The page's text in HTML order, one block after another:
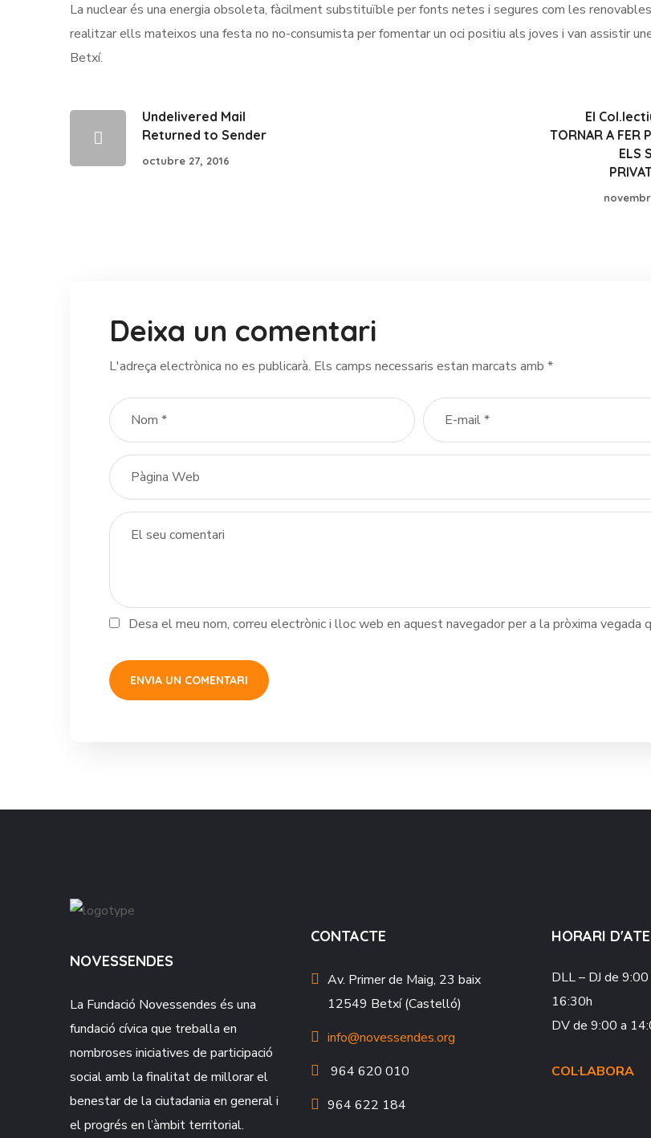
La nuclear és una energia obsoleta, fàcilment substituïble per fonts netes i segures com les
realitzar ells mateixos una festa no no-consumista per fomentar un oci positiu als joves i van assistir
Betxí.
Undelivered Mail
Returned to Sender
octubre 27, 2016
El
TORNAR A FER
ELS
Deixa un comentari
L'adreça electrònica no es publicarà. Els camps necessaris estan marcats amb *
Desa el meu nom, correu electrònic i lloc web en aquest navegador per a la pròxima vegada
NOVESSENDES
La Fundació Novessendes és una
fundació cívica que treballa en
nombroses iniciatives de participació
social amb la finalitat de millorar el
benestar de la ciutadania en general i
el progrés en l’àmbit territorial.
CONTACTE
Av. Primer de Maig, 23 baix
12549 Betxí (Castelló)
info@novessendes.org
964 620 010
964 622 184
HORARI
DLL – DJ de
16:30h
DVde 9:00 a
COL·LABORA